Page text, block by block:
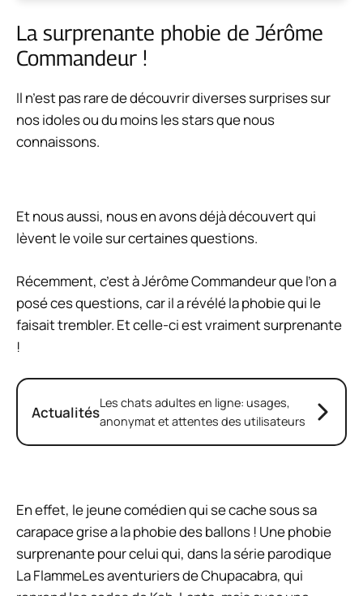
La surprenante phobie de Jérôme
Commandeur !
Il n’est pas rare de découvrir diverses surprises sur
nos idoles ou du moins les stars que nous
connaissons.
Et nous aussi, nous en avons déjà découvert qui
lèvent le voile sur certaines questions.
Récemment, c’est à Jérôme Commandeur que l’on a
posé ces questions, car il a révélé la phobie qui le
faisait trembler. Et celle-ci est vraiment surprenante
!
ActualitésLes chats adultes en ligne: usages,
anonymat et attentes des utilisateurs
En effet, le jeune comédien qui se cache sous sa
carapace grise a la phobie des ballons ! Une phobie
surprenante pour celui qui, dans la série parodique
La FlammeLes aventuriers de Chupacabra, qui